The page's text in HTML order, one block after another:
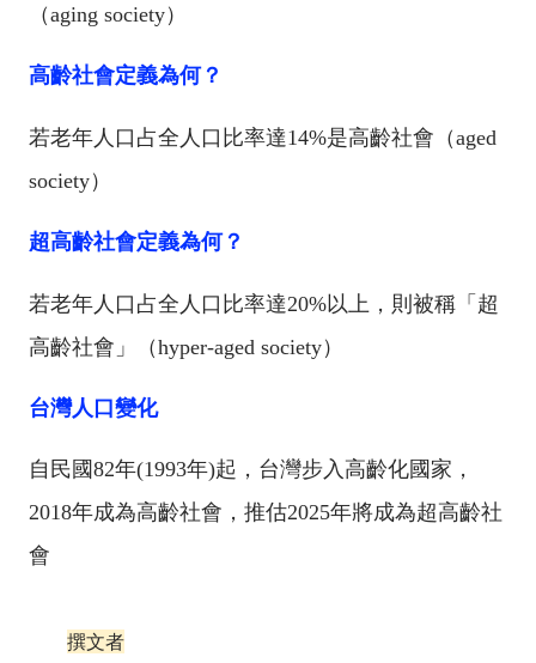
（aging society）
高齡社會定義為何？
若老年人口占全人口比率達14%是高齡社會（aged
society）
超高齡社會定義為何？
若老年人口占全人口比率達20%以上，則被稱「超
高齡社會」（hyper-aged society）
台灣人口變化
自民國82年(1993年)起，台灣步入高齡化國家，
2018年成為高齡社會，推估2025年將成為超高齡社
會
撰文者